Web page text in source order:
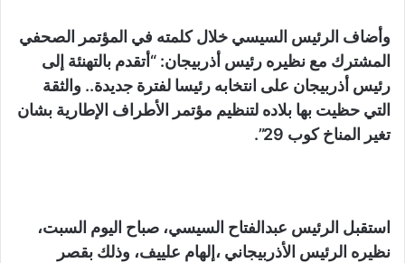
وأضاف الرئيس السيسي خلال كلمته في المؤتمر الصحفي
المشترك مع نظيره رئيس أذربيجان: “أتقدم بالتهنئة إلى
رئيس أذربيجان على انتخابه رئيسا لفترة جديدة.. والثقة
التي حظيت بها بلاده لتنظيم مؤتمر الأطراف الإطارية بشان
تغير المناخ كوب 29”.
استقبل الرئيس عبدالفتاح السيسي، صباح اليوم السبت،
نظيره الرئيس الأذربيجاني ،إلهام علييف، وذلك بقصر